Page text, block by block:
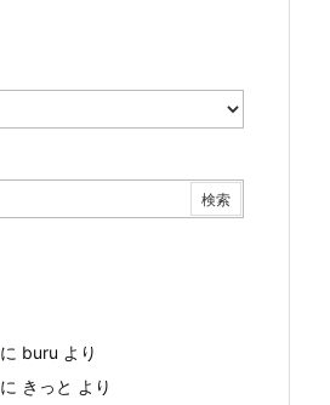
に buru より
に きっと より